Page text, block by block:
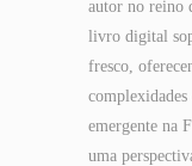
autor no reino
livro digital
fresco,
complexidades
emergente na
uma